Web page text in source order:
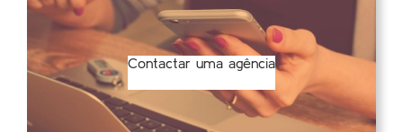
Contactar uma agência